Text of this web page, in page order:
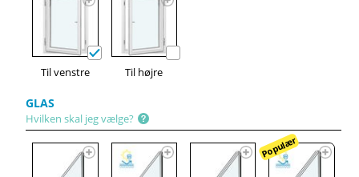
Til venstre Til højre
GLAS
Hvilken skal jeg vælge?
Populær